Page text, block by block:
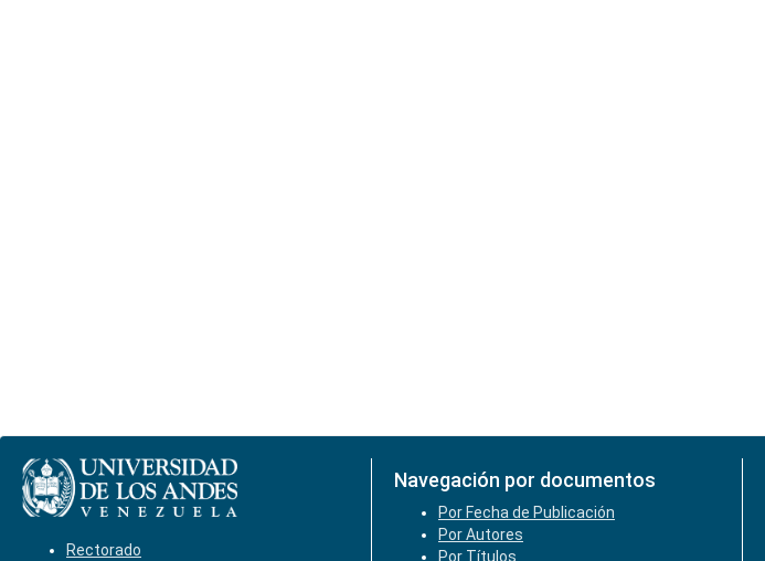
Rectorado
Navegación por documentos
Por Fecha de Publicación
Por Autores
Por Títulos